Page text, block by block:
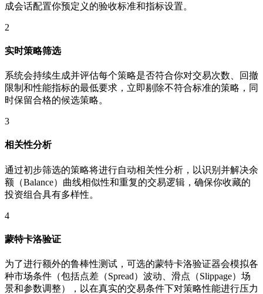
成会话配置你预定义的验收标准和指标设置。
2
实时策略筛选
系统会持续生成并评估每个策略是否符合你对交易次数、回撤
限制和性能指标的最低要求，立即剔除不符合标准的策略，同
时保留合格的候选策略。
3
相关性分析
通过初步筛选的策略将进行自动相关性分析，以识别并解决余
额（Balance）曲线相似性和重复的交易逻辑，确保你收藏的
投资组合具有多样性。
4
蒙特卡洛验证
为了进行额外的鲁棒性测试，可选的蒙特卡洛验证器会模拟各
种市场条件（包括点差（Spread）波动、滑点（Slippage）场
景和参数调整），以在真实的交易条件下对策略性能进行压力